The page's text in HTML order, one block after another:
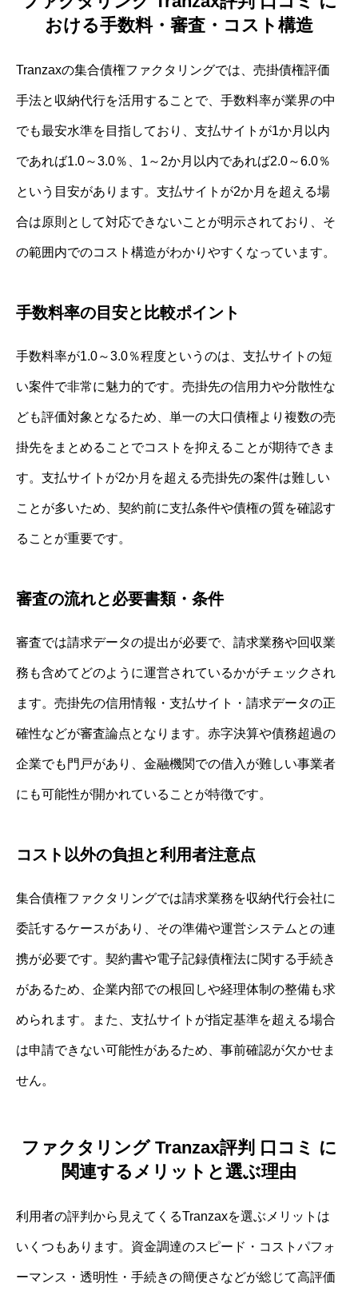
おける手数料・審査・コスト構造
Tranzaxの集合債権ファクタリングでは、売掛債権評価
手法と収納代行を活用することで、手数料率が業界の中
でも最安水準を目指しており、支払サイトが1か月以内
であれば1.0～3.0％、1～2か月以内であれば2.0～6.0％
という目安があります。支払サイトが2か月を超える場
合は原則として対応できないことが明示されており、そ
の範囲内でのコスト構造がわかりやすくなっています。
手数料率の目安と比較ポイント
手数料率が1.0～3.0％程度というのは、支払サイトの短
い案件で非常に魅力的です。売掛先の信用力や分散性な
ども評価対象となるため、単一の大口債権より複数の売
掛先をまとめることでコストを抑えることが期待できま
す。支払サイトが2か月を超える売掛先の案件は難しい
ことが多いため、契約前に支払条件や債権の質を確認す
ることが重要です。
審査の流れと必要書類・条件
審査では請求データの提出が必要で、請求業務や回収業
務も含めてどのように運営されているかがチェックされ
ます。売掛先の信用情報・支払サイト・請求データの正
確性などが審査論点となります。赤字決算や債務超過の
企業でも門戸があり、金融機関での借入が難しい事業者
にも可能性が開かれていることが特徴です。
コスト以外の負担と利用者注意点
集合債権ファクタリングでは請求業務を収納代行会社に
委託するケースがあり、その準備や運営システムとの連
携が必要です。契約書や電子記録債権法に関する手続き
があるため、企業内部での根回しや経理体制の整備も求
められます。また、支払サイトが指定基準を超える場合
は申請できない可能性があるため、事前確認が欠かせま
せん。
ファクタリング Tranzax評判 口コミ に
関連するメリットと選ぶ理由
利用者の評判から見えてくるTranzaxを選ぶメリットは
いくつもあります。資金調達のスピード・コストパフォ
ーマンス・透明性・手続きの簡便さなどが総じて高評価